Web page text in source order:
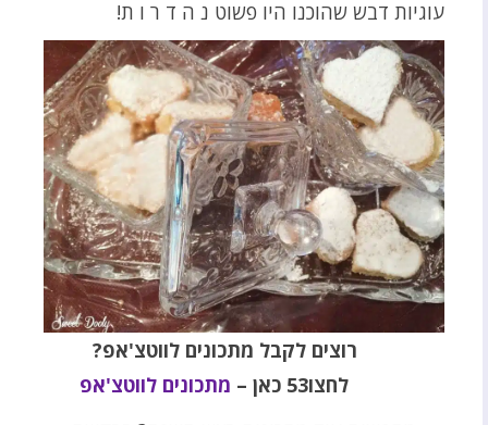
עוגיות דבש שהוכנו היו פשוט נ ה ד ר ו ת!
רוצים לקבל מתכונים לווטצ'אפ?
לחצו53 כאן –
מתכונים לווטצ'אפ